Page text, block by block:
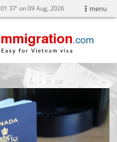
menu
01 37' on 09 Aug, 2026